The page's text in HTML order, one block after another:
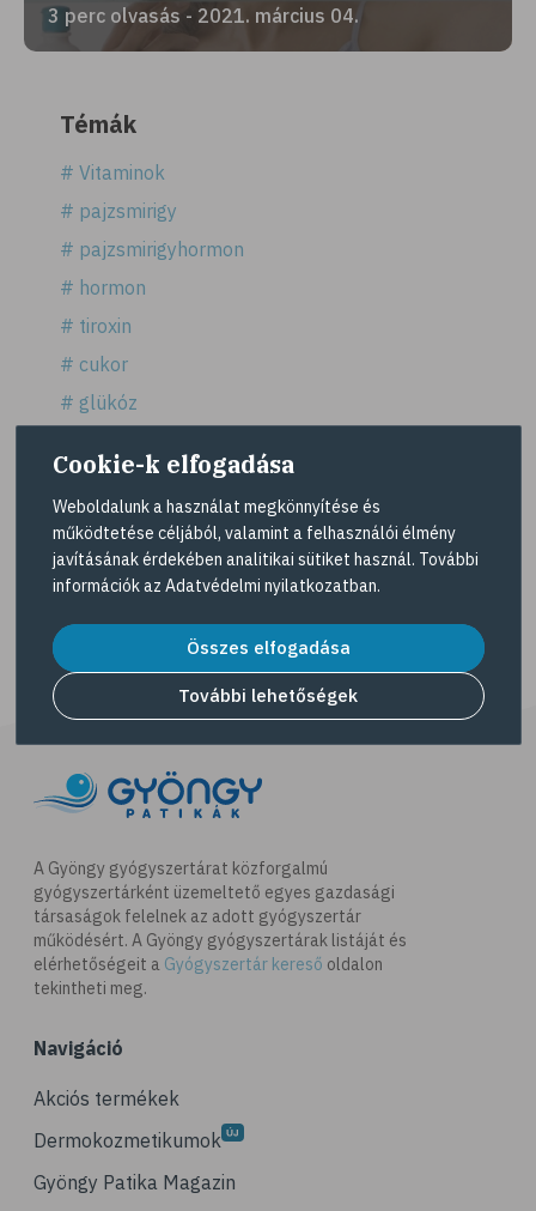
3 perc olvasás - 2021. március 04.
Témák
# Vitaminok
# pajzsmirigy
# pajzsmirigyhormon
# hormon
# tiroxin
# cukor
# glükóz
# fruktóz
# édesítőszerek
# sztevia
# fogadalom
# egészséges életmód
# diéta
# fogyókúra
# életmódváltás
# célkitűzés
# étkezési napló
# hal
# egészséges táplálkozás
# omega-3
# D-vitamin
# ásványi anyagok
# reuma
# ízületi fájdalom
# ízületek
Mutass többet >
A Gyöngy gyógyszertárat közforgalmú
gyógyszertárként üzemeltető egyes gazdasági
társaságok felelnek az adott gyógyszertár
működésért. A Gyöngy gyógyszertárak listáját és
elérhetőségeit a Gyógyszertár kereső oldalon
tekintheti meg.
Navigáció
Akciós termékek
Dermokozmetikumok
Gyöngy Patika Magazin
Cookie-k elfogadása
Weboldalunk a használat megkönnyítése és
működtetése céljából, valamint a felhasználói élmény
javításának érdekében analitikai sütiket használ. További
információk az Adatvédelmi nyilatkozatban.
Összes elfogadása
További lehetőségek